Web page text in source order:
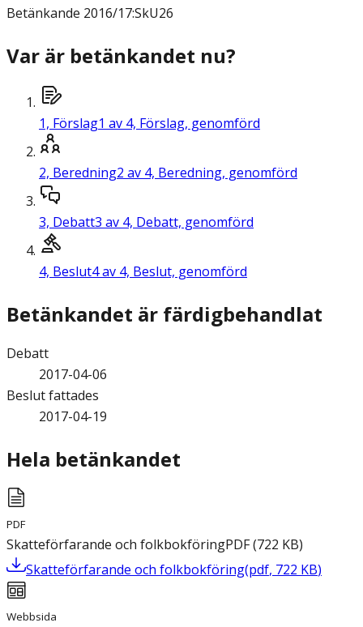
Betänkande 2016/17:SkU26
Var är betänkandet nu?
1, Förslag1 av 4, Förslag, genomförd
2, Beredning2 av 4, Beredning, genomförd
3, Debatt3 av 4, Debatt, genomförd
4, Beslut4 av 4, Beslut, genomförd
Betänkandet är färdigbehandlat
Debatt
2017-04-06
Beslut fattades
2017-04-19
Hela betänkandet
PDF
Skatteförfarande och folkbokföringPDF(722 KB)
Skatteförfarande och folkbokföring(pdf, 722 KB)
Webbsida